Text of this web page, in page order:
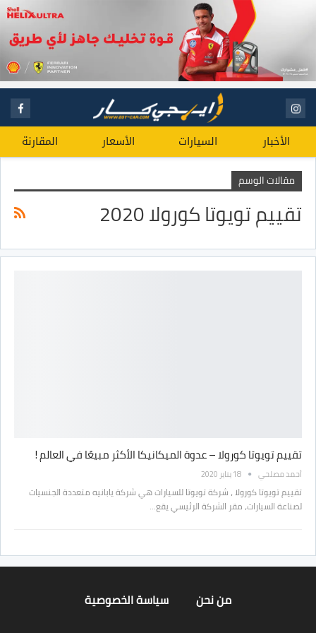
الأخبار السيارات الأسعار المقارنة
مقالات الوسم
تقييم تويوتا كورولا 2020
تقييم تويوتا كورولا – عدوة الميكانيكا الأكثر مبيعًا في العالم !
أحمد مصلحي 18 يناير 2020
تقييم تويوتا كورولا ، شركة تويوتا للسيارات هي شركة يابانيه متعددة الجنسيات
لصناعة السيارات، مقر الشركة الرئيسي يقع…
من نحن سياسة الخصوصية